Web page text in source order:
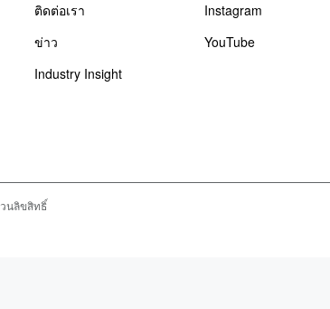
ติดต่อเรา
ข่าว
Industry Insight
Instagram
YouTube
นลิขสิทธิ์